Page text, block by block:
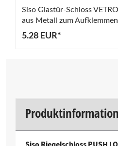
Siso Glastür-Schloss VETRO
aus Metall zum Aufklemmen
Chrom poliert
5.28 EUR*
Produktinformation